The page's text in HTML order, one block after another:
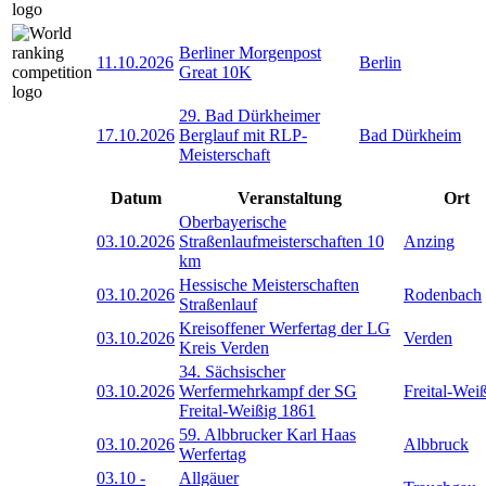
11.10.2026
Berliner Morgenpost
Great 10K
Berlin
17.10.2026
29. Bad Dürkheimer
Berglauf mit RLP-
Meisterschaft
Bad Dürkheim
Datum Veranstaltung Ort
03.10.2026
Oberbayerische
Straßenlaufmeisterschaften 10
km
Anzing
03.10.2026
Hessische Meisterschaften
Straßenlauf
Rodenbach
03.10.2026
Kreisoffener Werfertag der LG
Kreis Verden
Verden
03.10.2026
34. Sächsischer
Werfermehrkampf der SG
Freital-Weißig 1861
Freital-
03.10.2026
59. Albbrucker Karl Haas
Werfertag
Albbruck
03.10 -
Allgäuer